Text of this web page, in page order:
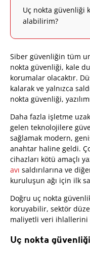
Uç nokta güvenliği
alabilirim?
Siber güvenliğin tüm
nokta güvenliği, kale
korumalar olacaktır.
kalarak ve yalnızca
nokta güvenliği,
Daha fazla işletme
gelen teknolojilere
sağlamak modern,
anahtar haline geldi.
cihazları kötü amaçlı
avı saldırılarına ve
kuruluşun ağı için ilk
Doğru uç nokta
koruyabilir, sektör
maliyetli veri ihlallerini
Uç nokta